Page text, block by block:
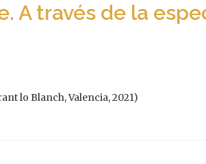
A través de la
lo Blanch, Valencia, 2021)